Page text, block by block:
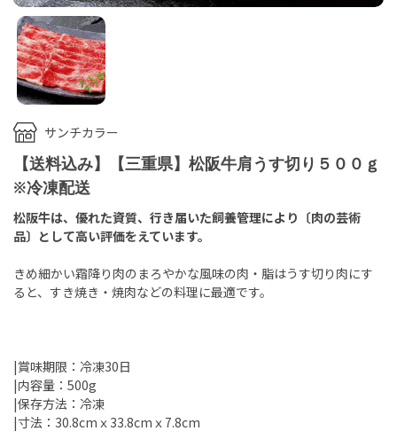
サンチカラー
【送料込み】【三重県】松阪牛肩うす切り５００ｇ
※冷凍配送
松阪牛は、優れた資質、行き届いた飼養管理により〔肉の芸術
品〕として高い評価をえています。
きめ細かい霜降り肉のまろやかな風味の肉・脂はうす切り肉にす
ると、すき焼き・焼肉などの料理に最適です。
|賞味期限：冷凍30日
|内容量：500g
|保存方法：冷凍
|寸法：30.8cmｘ33.8cmｘ7.8cm